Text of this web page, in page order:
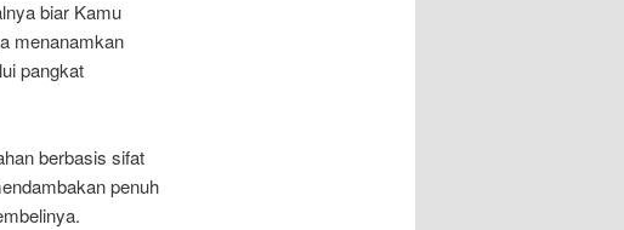
biar Kamu
menanamkan
pangkat
berbasis sifat
penuh